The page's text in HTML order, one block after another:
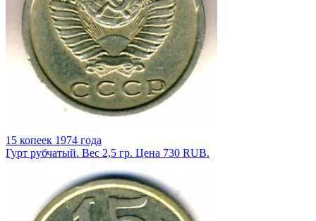
15 копеек 1974 года
Гурт рубчатый. Вес 2,5 гр. Цена 730 RUB.